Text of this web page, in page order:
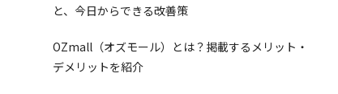
と、今日からできる改善策
OZmall（オズモール）とは？掲載するメリット・
デメリットを紹介